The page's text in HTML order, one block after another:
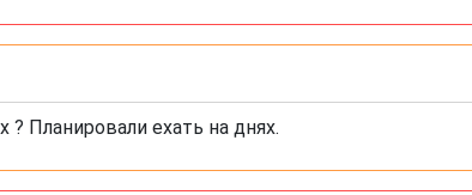
? Планировали ехать на днях.